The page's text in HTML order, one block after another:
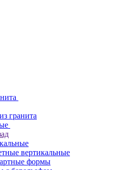
гранита
вертикальные
формы